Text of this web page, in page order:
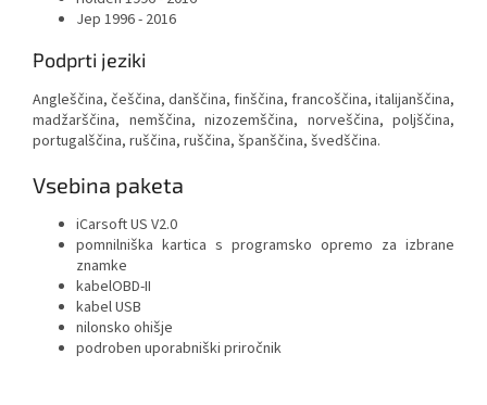
Jep 1996 - 2016
Podprti jeziki
Angleščina, češčina, danščina, finščina, francoščina, italijanščina,
madžarščina, nemščina, nizozemščina, norveščina, poljščina,
portugalščina, ruščina, ruščina, španščina, švedščina.
Vsebina paketa
iCarsoft US V2.0
pomnilniška kartica s programsko opremo za izbrane
znamke
kabelOBD-II
kabel USB
nilonsko ohišje
podroben uporabniški priročnik